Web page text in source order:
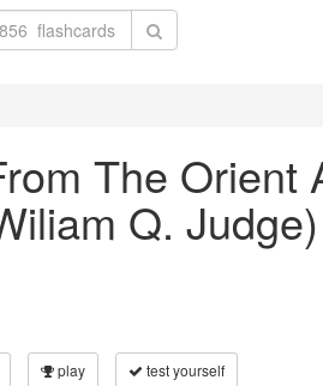
The Orient
Q. Judge)
play test yourself